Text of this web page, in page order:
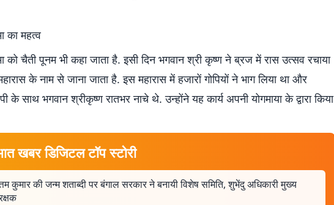
का महत्व
को चैती पूनम भी कहा जाता है. इसी दिन भगवान श्री कृष्ण ने ब्रज में रास उत्सव रचाया
के नाम से जाना जाता है. इस महारास में हजारों गोपियों ने भाग लिया था और
के साथ भगवान श्रीकृष्ण रातभर नाचे थे. उन्होंने यह कार्य अपनी योगमाया के द्वारा किया
खबर डिजिटल टॉप स्टोरी
कुमार की जन्म शताब्दी पर बंगाल सरकार ने बनायी विशेष समिति, शुभेंदु अधिकारी मुख्य